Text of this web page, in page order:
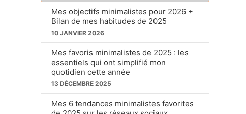
Mes objectifs minimalistes pour 2026 +
Bilan de mes habitudes de 2025
10 JANVIER 2026
Mes favoris minimalistes de 2025 : les
essentiels qui ont simplifié mon
quotidien cette année
13 DÉCEMBRE 2025
Mes 6 tendances minimalistes favorites